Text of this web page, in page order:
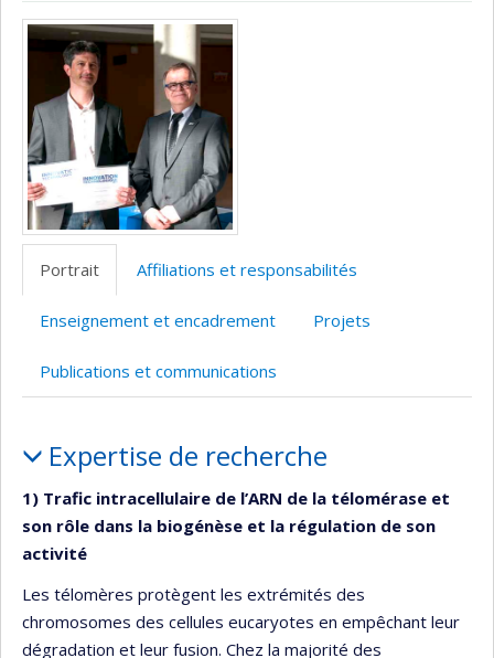
Page
professionnelle
(faculté,département,école)
PubMedLinkedInGoogle
Scholar
Autre
Médias
Portrait Affiliations et responsabilités
Enseignement et encadrement Projets
Publications et communications
Expertise de recherche
1) Trafic intracellulaire de l’ARN de la télomérase et
son rôle dans la biogénèse et la régulation de son
activité
Les télomères protègent les extrémités des
chromosomes des cellules eucaryotes en empêchant leur
dégradation et leur fusion. Chez la majorité des